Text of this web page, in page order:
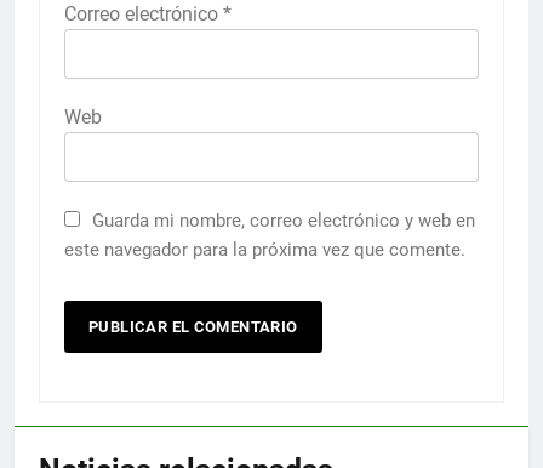
Correo electrónico *
Web
Guarda mi nombre, correo electrónico y web en
este navegador para la próxima vez que comente.